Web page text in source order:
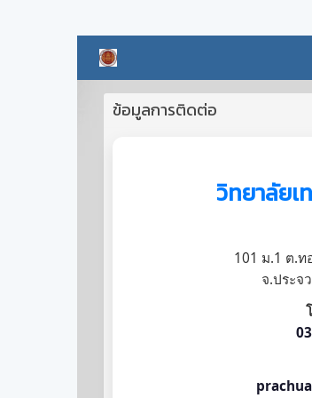
ข้อมูลการติดต่อ
วิทยาลัยเ
101 ม.1 ต.ท
จ.ประจ